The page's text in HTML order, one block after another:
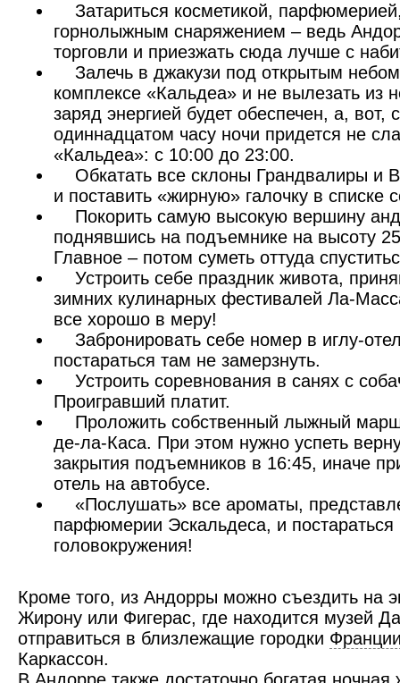
Затариться косметикой,
горнолыжным снаряжением – ведь
торговли и приезжать сюда лучше с
Залечь в джакузи под открытым
комплексе «Кальдеа» и не вылезать из
заряд энергией будет обеспечен, а, вот,
одиннадцатом часу ночи придется не
«Кальдеа»: с 10:00 до 23:00.
Обкатать все склоны Грандвалиры и
и поставить «жирную» галочку в списке
Покорить самую высокую вершину
поднявшись на подъемнике на высоту
Главное – потом суметь оттуда
Устроить себе праздник живота,
зимних кулинарных фестивалей Ла-
все хорошо в меру!
Забронировать себе номер в иглу-
постараться там не замерзнуть.
Устроить соревнования в санях с
Проигравший платит.
Проложить собственный лыжный
де-ла-Каса. При этом нужно успеть
закрытия подъемников в 16:45, иначе
отель на автобусе.
«Послушать» все ароматы,
парфюмерии Эскальдеса, и постараться
головокружения!
Кроме того, из Андорры можно съездить на
Жирону или Фигерас, где находится музей
отправиться в близлежащие городки
Каркассон.